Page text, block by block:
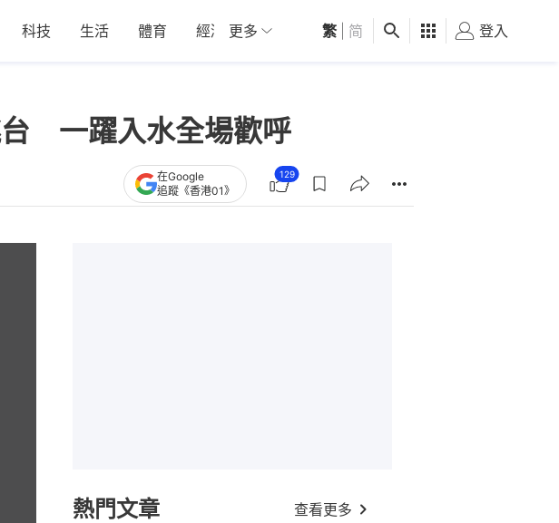
科技 生活 體育 經濟 01深圳 觀點 健康 好食玩飛
更多 繁 简 登入
台 一躍入水全場歡呼
在Google
追蹤《香港01》
129
熱門文章 查看更多